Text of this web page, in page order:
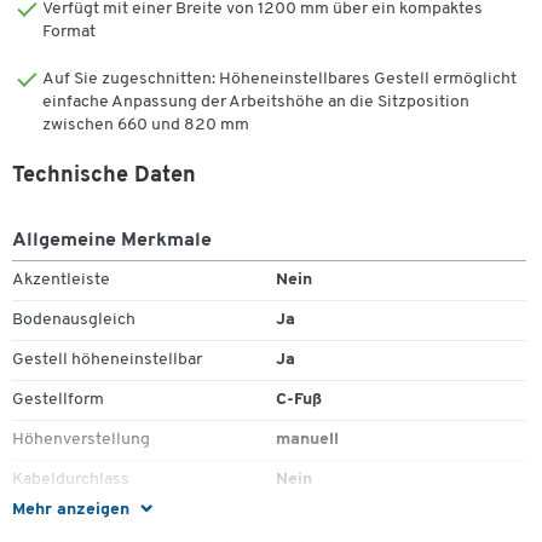
Aus strapazierfähigen, melaminharzbeschichteten
Dreischichtplatten
In verschiedenen Farben erhältlich
Manuell höheneinstellbar (660-820 mm)
Pulverbeschichtetes Stahlgestell
Wahlweise in Weißalu RAL 9006, Basaltgrau RAL 7012 oder
Bestandteil des umfangreichen Büromöbelprogramms
LOGIN
Verfügt mit einer Breite von 1200 mm über ein kompaktes
Format
Auf Sie zugeschnitten: Höheneinstellbares Gestell ermöglicht
einfache Anpassung der Arbeitshöhe an die Sitzposition
zwischen 660 und 820 mm
Mehr anzeigen
Technische Daten
Allgemeine Merkmale
Akzentleiste Nein
Bodenausgleich Ja
Gestell höheneinstellbar Ja
Gestellform C-Fuß
Höhenverstellung manuell
Kabeldurchlass Nein
Klappbar